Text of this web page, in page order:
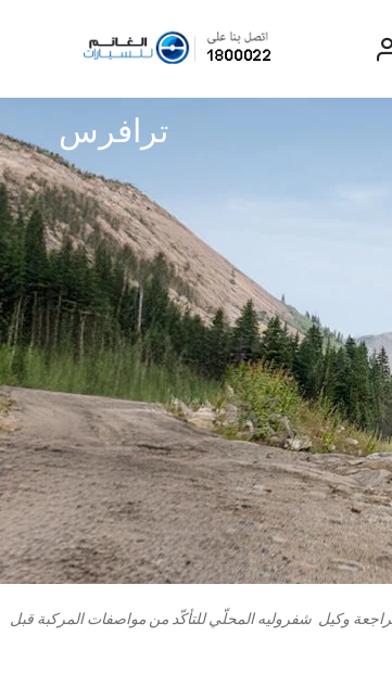
2024
د.ك
EXPERIENCE CHEVROLET TITLE
Lobortis felis. Proin molestie faucibus
velit, nec auctor nulla. Sed arcu lacus,
ullamcorper eget purus sed.
Find Out
ترافرس
وكيل شفروليه المحلّي للتأكّد من مواصفات المركبة قبل